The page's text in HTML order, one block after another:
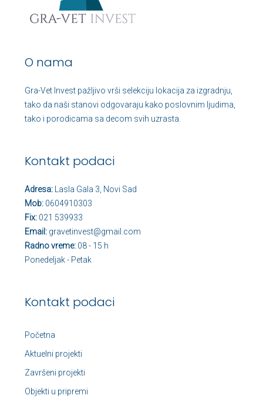
O nama
Gra-Vet Invest pažljivo vrši selekciju lokacija za izgradnju,
tako da naši stanovi odgovaraju kako poslovnim ljudima,
tako i porodicama sa decom svih uzrasta.
Kontakt podaci
Adresa: Lasla Gala 3, Novi Sad
Mob: 0604910303
Fix: 021 539933
Email: gravetinvest@gmail.com
Radno vreme: 08 - 15 h
Ponedeljak - Petak
Kontakt podaci
Početna
Aktuelni projekti
Završeni projekti
Objekti u pripremi